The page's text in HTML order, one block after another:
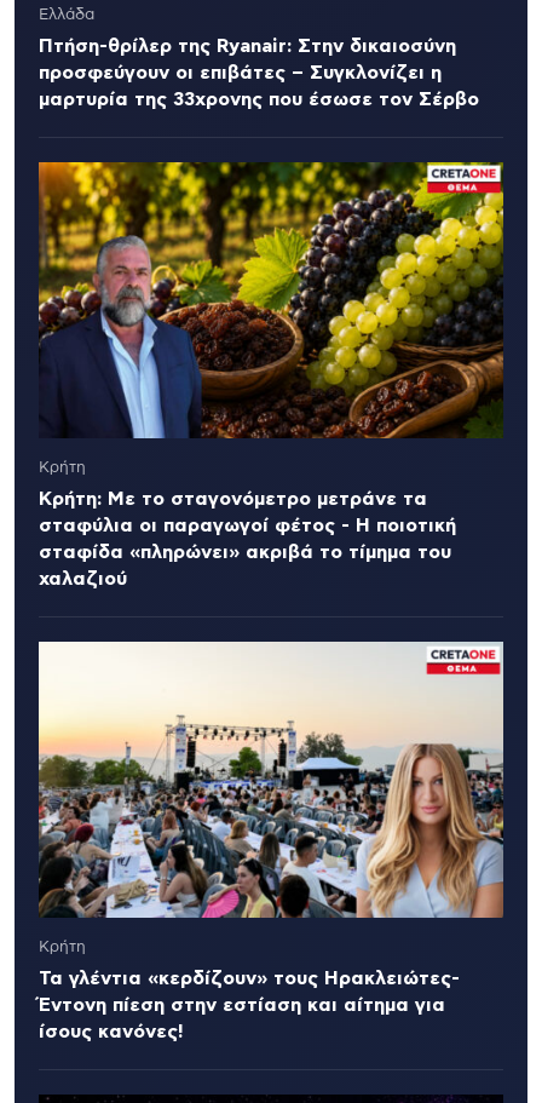
Ελλάδα
Πτήση-θρίλερ της Ryanair: Στην δικαιοσύνη
προσφεύγουν οι επιβάτες – Συγκλονίζει η
μαρτυρία της 33χρονης που έσωσε τον Σέρβο
Κρήτη
Κρήτη: Με το σταγονόμετρο μετράνε τα
σταφύλια οι παραγωγοί φέτος - Η ποιοτική
σταφίδα «πληρώνει» ακριβά το τίμημα του
χαλαζιού
Κρήτη
Τα γλέντια «κερδίζουν» τους Ηρακλειώτες-
Έντονη πίεση στην εστίαση και αίτημα για
ίσους κανόνες!